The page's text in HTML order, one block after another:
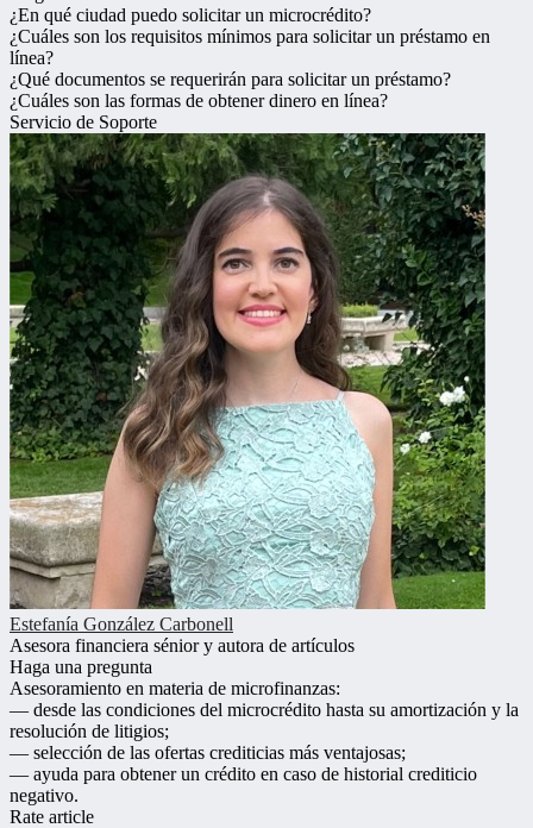
¿En qué ciudad puedo solicitar un microcrédito?
¿Cuáles son los requisitos mínimos para solicitar un préstamo en
línea?
¿Qué documentos se requerirán para solicitar un préstamo?
¿Cuáles son las formas de obtener dinero en línea?
Servicio de Soporte
Estefanía González Carbonell
Asesora financiera sénior y autora de artículos
Haga una pregunta
Asesoramiento en materia de microfinanzas:
— desde las condiciones del microcrédito hasta su amortización y la
resolución de litigios;
— selección de las ofertas crediticias más ventajosas;
— ayuda para obtener un crédito en caso de historial crediticio
negativo.
Rate article